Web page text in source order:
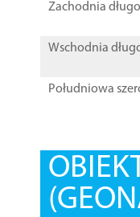
Zachodnia
Wschodnia
Południowa